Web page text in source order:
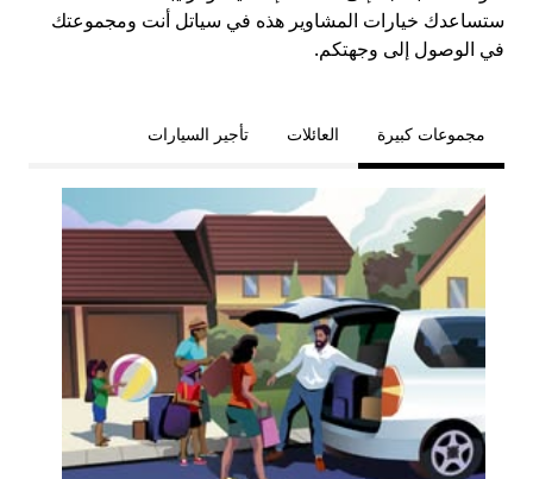
ستساعدك خيارات المشاوير هذه في سياتل أنت ومجموعتك
في الوصول إلى وجهتكم.
مجموعات كبيرة العائلات تأجير السيارات